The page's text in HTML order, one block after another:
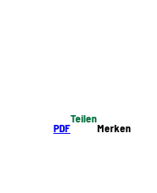
PDF
Teilen
Merken